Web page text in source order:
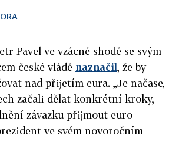
Pavel ve vzácné shodě se svým
české vládě naznačil, že by
nad přijetím eura. „Je načase,
začali dělat konkrétní kroky,
závazku přijmout euro
ve svém novoročním